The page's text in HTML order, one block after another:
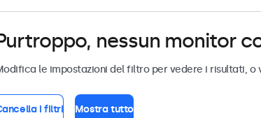
nessun monitor
le impostazioni del filtro per vedere i risultati, o
i filtri Mostra tutto